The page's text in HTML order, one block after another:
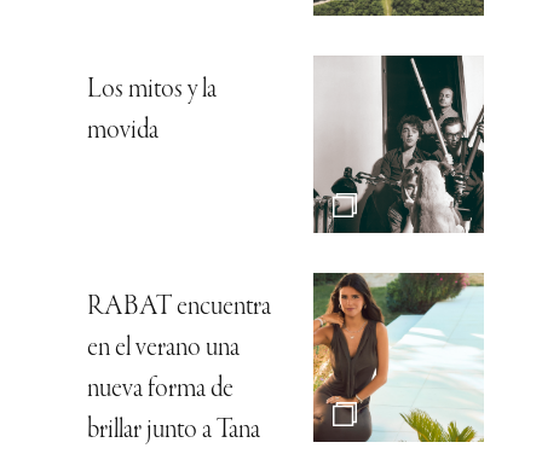
Los mitos y la
movida
RABAT encuentra
en el verano una
nueva forma de
brillar junto a Tana